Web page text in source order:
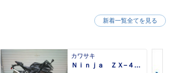
カワサキ
Ｎｉｎｊａ ＺＸ−４Ｒ ＳＥ
新着一覧全てを見る